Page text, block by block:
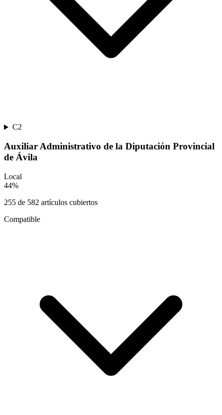
C2
Auxiliar Administrativo de la Diputación Provincial
de Ávila
Local
44%
255 de 582 artículos cubiertos
Compatible